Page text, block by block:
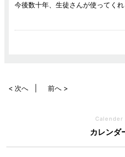
今後数十年、生徒さんが使ってくれ
< 次へ 前へ >
Calender
カレンダ